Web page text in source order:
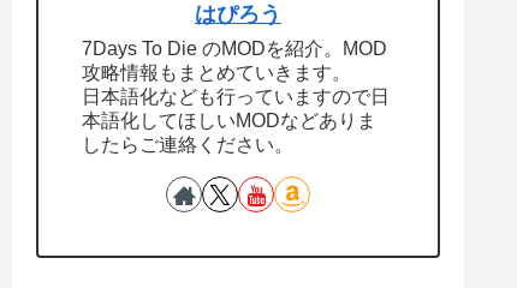
はぴろう
7Days To Die のMODを紹介。MOD
攻略情報もまとめていきます。
日本語化なども行っていますので日
本語化してほしいMODなどありま
したらご連絡ください。